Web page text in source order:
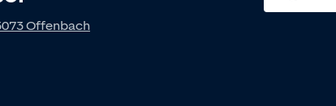
Offenbach